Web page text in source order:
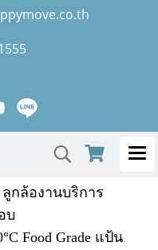
ลูกล้องานบริการ
บ
Food Grade แป้น